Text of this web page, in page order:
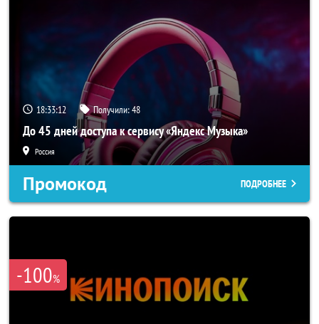
18:33:10 Получили:48
До 45 дней доступа к сервису «Яндекс Музыка»
Россия
Промокод ПОДРОБНЕЕ
-100%